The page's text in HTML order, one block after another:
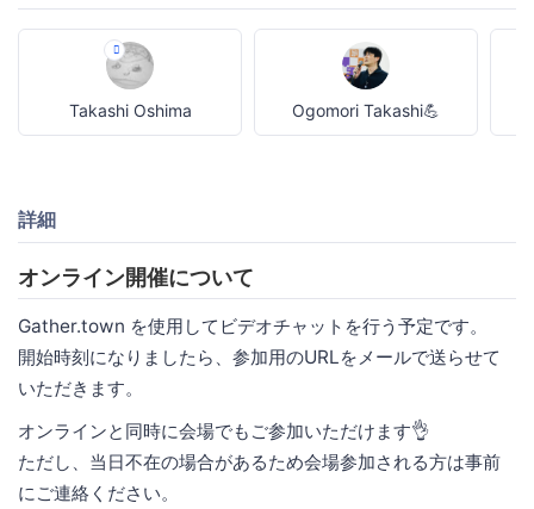
Takashi Oshima Ogomori Takashi💪
詳細
オンライン開催について
Gather.town を使用してビデオチャットを行う予定です。
開始時刻になりましたら、参加用のURLをメールで送らせて
いただきます。
オンラインと同時に会場でもご参加いただけます👌
ただし、当日不在の場合があるため会場参加される方は事前
にご連絡ください。